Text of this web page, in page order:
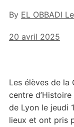
By EL OBBADI
20 avril 2025
Les élèves de la
centre
de Lyon le jeudi
lieux et ont pris